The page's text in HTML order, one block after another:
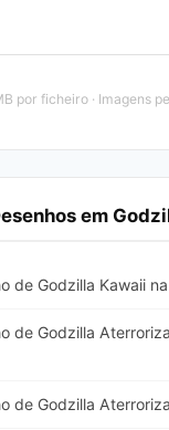
por ficheiro · Imagens
em
de Godzilla Kawaii
de Godzilla
de Godzilla